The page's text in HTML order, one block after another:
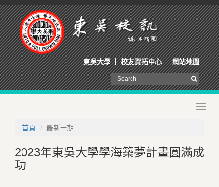
東吳大學 校友資拓中心 網站地圖
首頁
最新一期
2023年東吳大學學海築夢計畫圓滿成
功